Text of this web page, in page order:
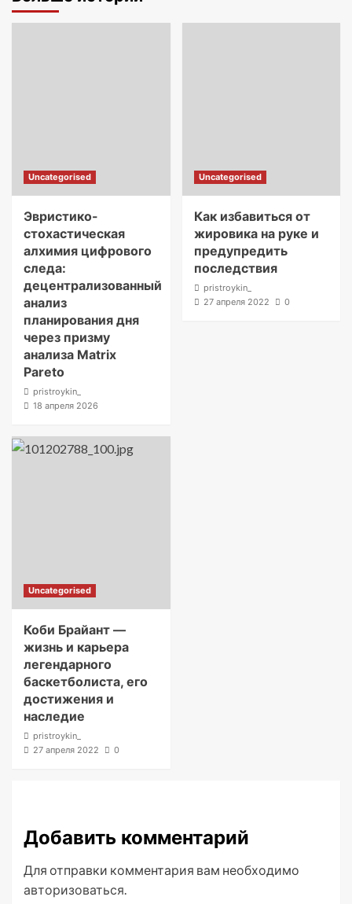
Uncategorised
Эвристико-
стохастическая
алхимия цифрового
следа:
децентрализованный
анализ
планирования дня
через призму
анализа Matrix
Pareto
pristroykin_
18 апреля 2026
Uncategorised
Как избавиться от
жировика на руке и
предупредить
последствия
pristroykin_
27 апреля 2022
0
Uncategorised
Коби Брайант —
жизнь и карьера
легендарного
баскетболиста, его
достижения и
наследие
pristroykin_
27 апреля 2022
0
Добавить комментарий
Для отправки комментария вам необходимо
авторизоваться.